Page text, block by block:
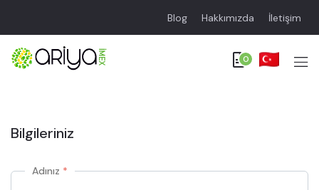
Blog Hakkımızda İletişim
0
Bilgileriniz
Adınız *